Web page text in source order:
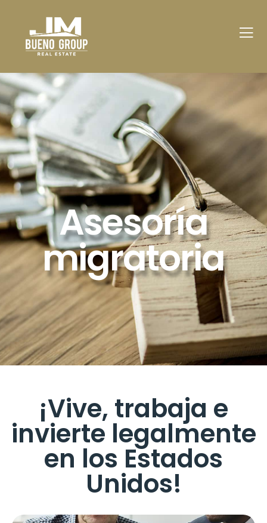
Asesoría
migratoria
¡Vive, trabaja e
invierte legalmente
en los Estados
Unidos!